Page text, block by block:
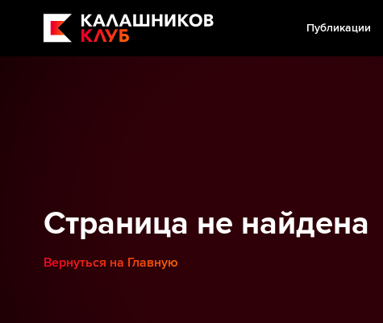
Публикации
Страница не найдена
Вернуться на Главную